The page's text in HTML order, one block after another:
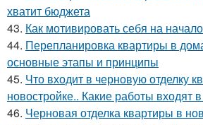
хватит бюджета
43. Как мотивировать себя на
44. Перепланировка квартиры в
основные этапы и принципы
45. Что входит в черновую отделку
новостройке.. Какие работы входят
46. Черновая отделка квартиры в